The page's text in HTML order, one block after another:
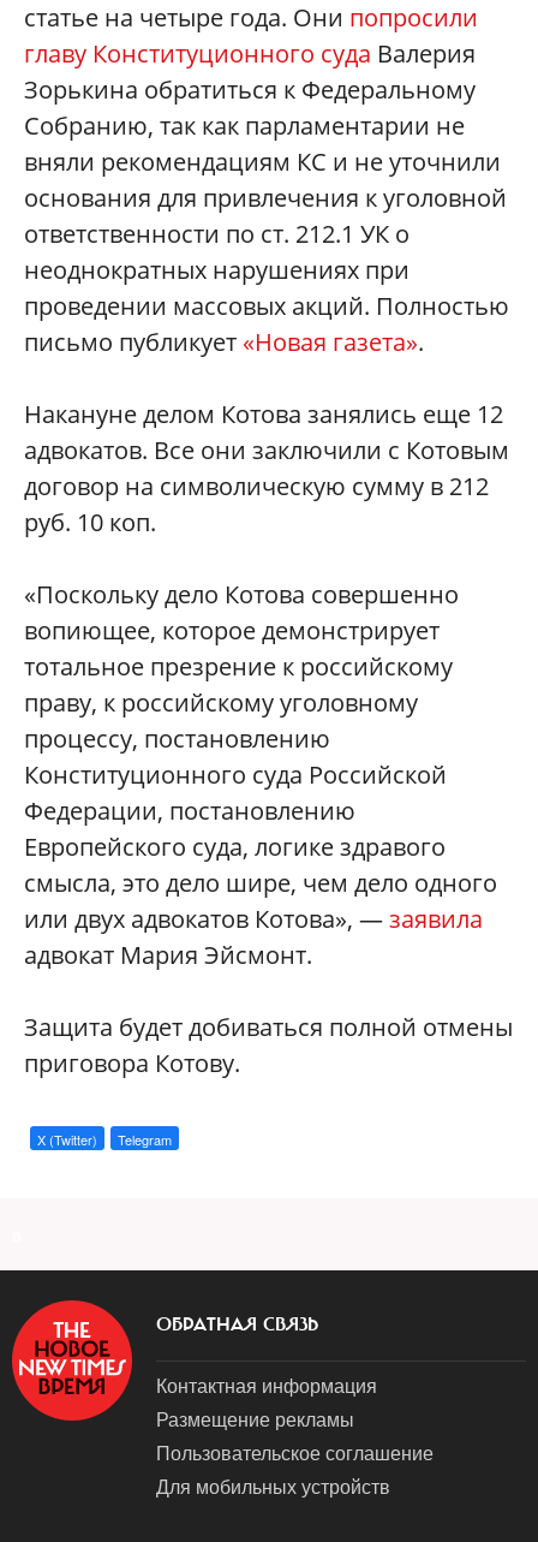
статье на четыре года. Они попросили
главу Конституционного суда Валерия
Зорькина обратиться к Федеральному
Собранию, так как парламентарии не
вняли рекомендациям КС и не уточнили
основания для привлечения к уголовной
ответственности по ст. 212.1 УК о
неоднократных нарушениях при
проведении массовых акций. Полностью
письмо публикует «Новая газета».
Накануне делом Котова занялись еще 12
адвокатов. Все они заключили с Котовым
договор на символическую сумму в 212
руб. 10 коп.
«Поскольку дело Котова совершенно
вопиющее, которое демонстрирует
тотальное презрение к российскому
праву, к российскому уголовному
процессу, постановлению
Конституционного суда Российской
Федерации, постановлению
Европейского суда, логике здравого
смысла, это дело шире, чем дело одного
или двух адвокатов Котова», —заявила
адвокат Мария Эйсмонт.
Защита будет добиваться полной отмены
приговора Котову.
X (Twitter) Telegram
ОБРАТНАЯ СВЯЗЬ
Контактная информация
Размещение рекламы
Пользовательское соглашение
Для мобильных устройств